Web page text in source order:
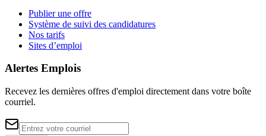
Publier une offre
Système de suivi des candidatures
Nos tarifs
Sites d’emploi
Alertes Emplois
Recevez les dernières offres d'emploi directement dans votre boîte
courriel.